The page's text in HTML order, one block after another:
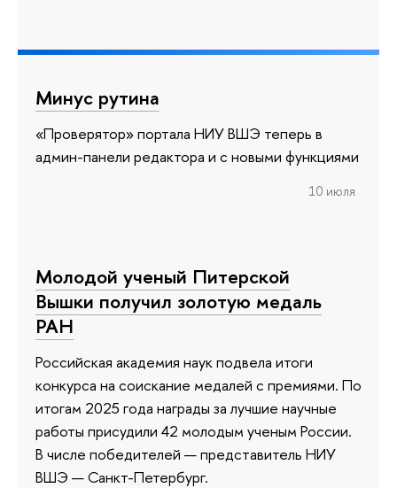
Минус рутина
«Проверятор» портала НИУ ВШЭ теперь в
админ-панели редактора и с новыми функциями
10 июля
Молодой ученый Питерской
Вышки получил золотую медаль
РАН
Российская академия наук подвела итоги
конкурса на соискание медалей с премиями. По
итогам 2025 года награды за лучшие научные
работы присудили 42 молодым ученым России.
В числе победителей — представитель НИУ
ВШЭ — Санкт-Петербург.